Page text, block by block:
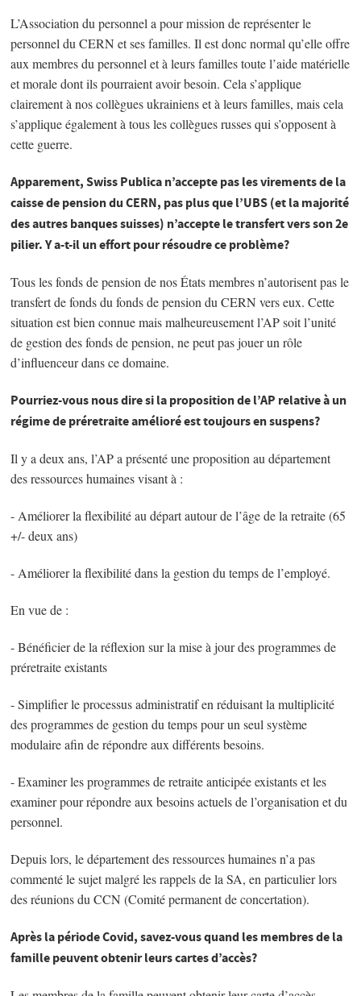
L’Association du personnel a pour mission de représenter le
personnel du CERN et ses familles. Il est donc normal qu’elle offre
aux membres du personnel et à leurs familles toute l’aide matérielle
et morale dont ils pourraient avoir besoin. Cela s’applique
clairement à nos collègues ukrainiens et à leurs familles, mais cela
s’applique également à tous les collègues russes qui s’opposent à
cette guerre.
Apparement, Swiss Publica n’accepte pas les virements de la
caisse de pension du CERN, pas plus que l’UBS (et la majorité
des autres banques suisses) n’accepte le transfert vers son 2e
pilier. Y a-t-il un effort pour résoudre ce problème?
Tous les fonds de pension de nos États membres n’autorisent pas le
transfert de fonds du fonds de pension du CERN vers eux. Cette
situation est bien connue mais malheureusement l’AP soit l’unité
de gestion des fonds de pension, ne peut pas jouer un rôle
d’influenceur dans ce domaine.
Pourriez-vous nous dire si la proposition de l’AP relative à un
régime de préretraite amélioré est toujours en suspens?
Il y a deux ans, l’AP a présenté une proposition au département
des ressources humaines visant à :
- Améliorer la flexibilité au départ autour de l’âge de la retraite (65
+/- deux ans)
- Améliorer la flexibilité dans la gestion du temps de l’employé.
En vue de :
- Bénéficier de la réflexion sur la mise à jour des programmes de
préretraite existants
- Simplifier le processus administratif en réduisant la multiplicité
des programmes de gestion du temps pour un seul système
modulaire afin de répondre aux différents besoins.
- Examiner les programmes de retraite anticipée existants et les
examiner pour répondre aux besoins actuels de l’organisation et du
personnel.
Depuis lors, le département des ressources humaines n’a pas
commenté le sujet malgré les rappels de la SA, en particulier lors
des réunions du CCN (Comité permanent de concertation).
Après la période Covid, savez-vous quand les membres de la
famille peuvent obtenir leurs cartes d’accès?